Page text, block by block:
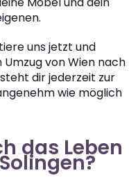
uns jetzt und
von Wien nach
steht dir jederzeit zur
wie möglich
das Leben